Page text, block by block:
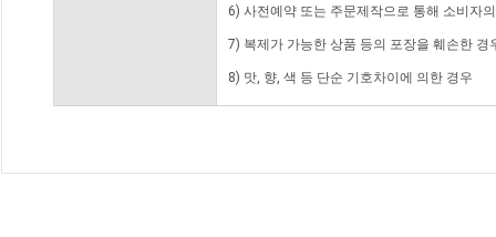
6) 사전예약 또는 주문제작으로 통해 소비자
7) 복제가 가능한 상품 등의 포장을 훼손한 경
8) 맛, 향, 색 등 단순 기호차이에 의한 경우